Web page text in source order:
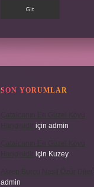
SON YORUMLAR
için admin
için Kuzey
admin